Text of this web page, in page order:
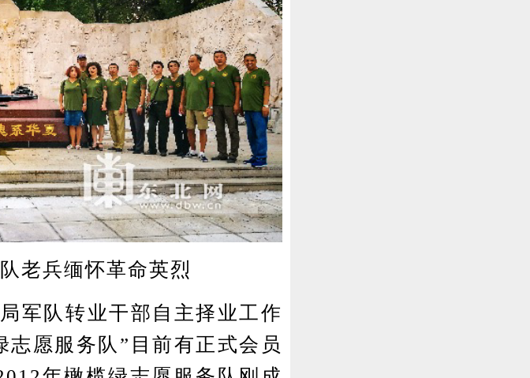
兵缅怀革命英烈
队转业干部自主择业工作
愿服务队”目前有正式会员